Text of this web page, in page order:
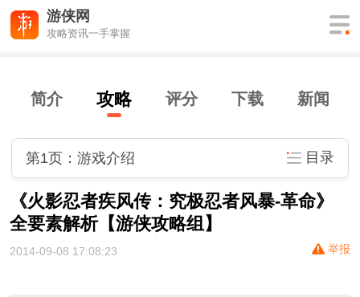
游侠网
攻略资讯一手掌握
简介 攻略 评分 下载 新闻
第1页：游戏介绍 目录
《火影忍者疾风传：究极忍者风暴-革命》
全要素解析【游侠攻略组】
2014-09-08 17:08:23 举报